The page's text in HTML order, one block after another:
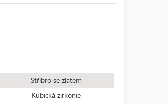
Stříbro se zlatem
Kubická zirkonie